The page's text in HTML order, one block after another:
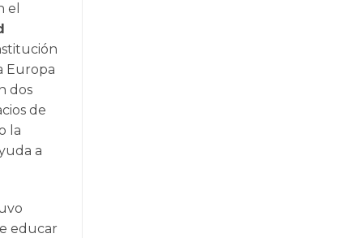
el
Europa
dos
de
la
a
educar